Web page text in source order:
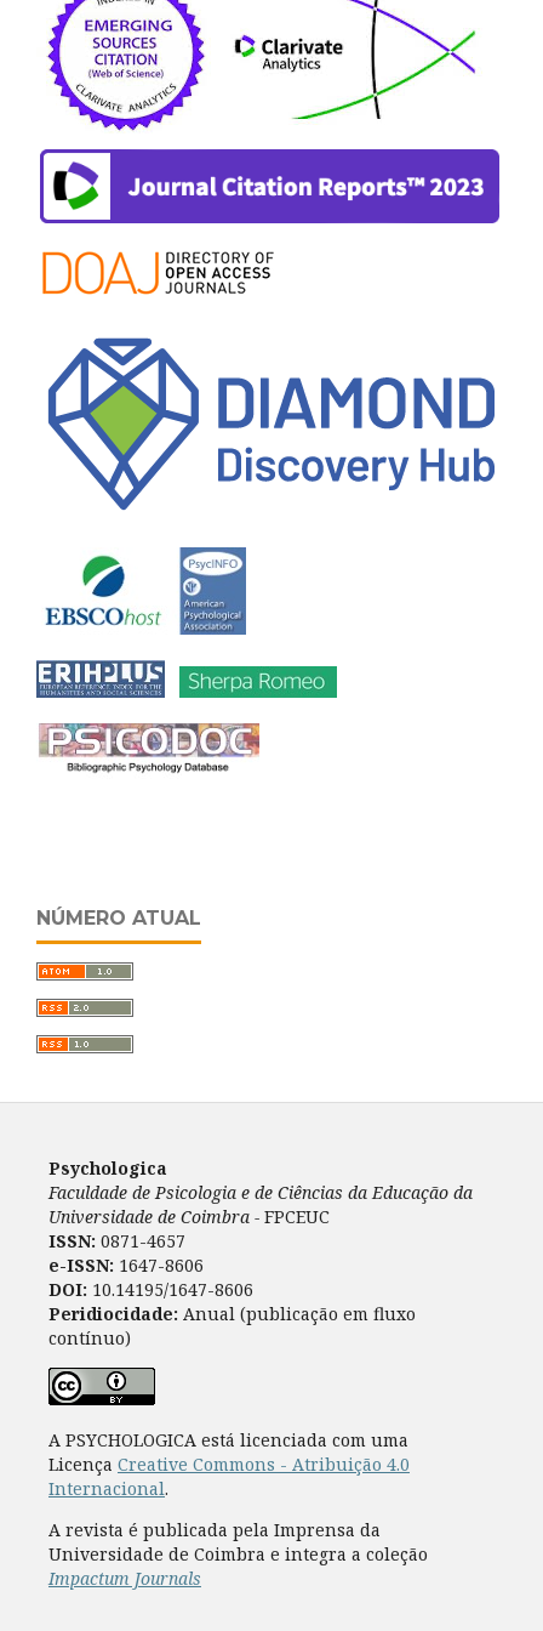
NÚMERO ATUAL
Psychologica
Faculdade de Psicologia e de Ciências da Educação da
Universidade de Coimbra - FPCEUC
ISSN: 0871-4657
e-ISSN: 1647-8606
DOI: 10.14195/1647-8606
Peridiocidade: Anual (publicação em fluxo
contínuo)
A PSYCHOLOGICA está licenciada com uma
Licença Creative Commons - Atribuição 4.0
Internacional.
A revista é publicada pela Imprensa da
Universidade de Coimbra e integra a coleção
Impactum Journals